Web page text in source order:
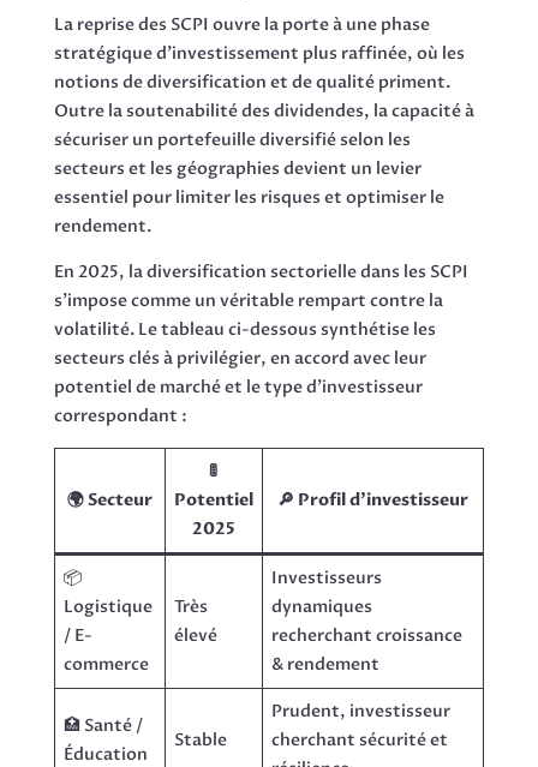
La reprise des SCPI ouvre la porte à une phase
stratégique d’investissement plus raffinée, où les
notions de diversification et de qualité priment.
Outre la soutenabilité des dividendes, la capacité à
sécuriser un portefeuille diversifié selon les
secteurs et les géographies devient un levier
essentiel pour limiter les risques et optimiser le
rendement.
En 2025, la diversification sectorielle dans les SCPI
s’impose comme un véritable rempart contre la
volatilité. Le tableau ci-dessous synthétise les
secteurs clés à privilégier, en accord avec leur
potentiel de marché et le type d’investisseur
correspondant :
🌍 Secteur
🚦
Potentiel
2025
🔎 Profil d’investisseur
📦
Logistique
/ E-
commerce
Très
élevé
Investisseurs
dynamiques
recherchant croissance
& rendement
🏥 Santé /
Éducation
Stable
Prudent, investisseur
cherchant sécurité et